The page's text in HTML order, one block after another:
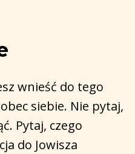
wnieść do tego
siebie. Nie pytaj,
Pytaj, czego
do Jowisza